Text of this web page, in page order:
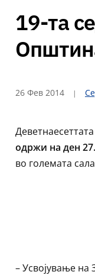
19-та
26 Фев 2014
одржи на ден
во големата
– Усвојување на